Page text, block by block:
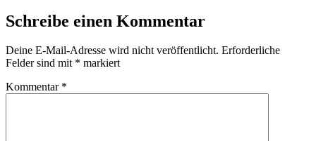
Schreibe einen Kommentar
Deine E-Mail-Adresse wird nicht veröffentlicht. Erforderliche
Felder sind mit * markiert
Kommentar *